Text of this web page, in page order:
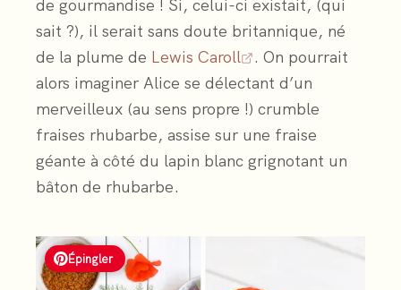
de gourmandise ! Si, celui-ci existait, (qui
sait ?), il serait sans doute britannique, né
de la plume de Lewis Caroll
. On pourrait
alors imaginer Alice se délectant d’un
merveilleux (au sens propre !) crumble
fraises rhubarbe, assise sur une fraise
géante à côté du lapin blanc grignotant un
bâton de rhubarbe.
Épingler